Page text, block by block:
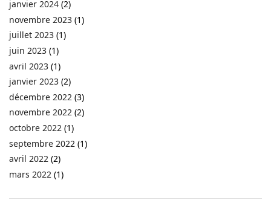
janvier 2024 (2)
novembre 2023 (1)
juillet 2023 (1)
juin 2023 (1)
avril 2023 (1)
janvier 2023 (2)
décembre 2022 (3)
novembre 2022 (2)
octobre 2022 (1)
septembre 2022 (1)
avril 2022 (2)
mars 2022 (1)